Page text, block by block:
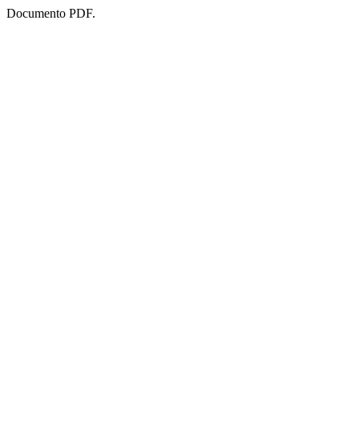
Documento PDF.